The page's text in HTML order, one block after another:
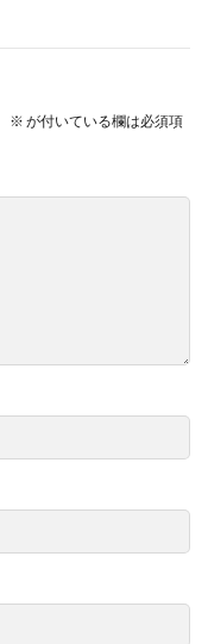
※ が付いている欄は必須項